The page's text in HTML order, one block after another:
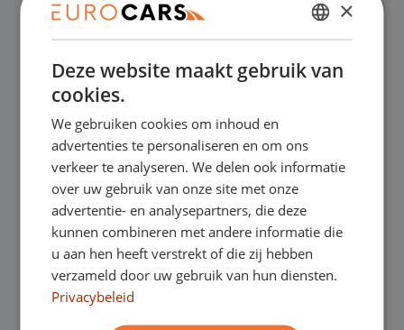
Online kopen, niet goed geld terug
Financial lease – Soepele acceptatie
Gratis thuisbezorgd bij online aankoop
Onze showrooms
Je bent van harte welkom in een van onze
showrooms om de occasions te bekijken –
DUTCH
ENGLISH
×
Deze website maakt gebruik van
cookies.
We gebruiken cookies om inhoud en
advertenties te personaliseren en om ons
verkeer te analyseren. We delen ook informatie
over uw gebruik van onze site met onze
advertentie- en analysepartners, die deze
kunnen combineren met andere informatie die
u aan hen heeft verstrekt of die zij hebben
verzameld door uw gebruik van hun diensten.
Privacybeleid